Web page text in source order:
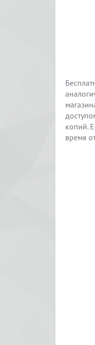
копий.
время